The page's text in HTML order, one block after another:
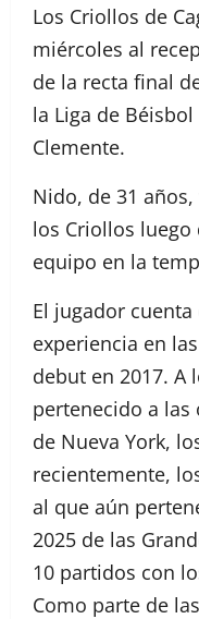
Los Criollos de
miércoles al
de la recta final
la Liga de
Clemente.
Nido, de 31
los Criollos
equipo en la
El jugador
experiencia en
debut en 2017. A
pertenecido a las
de Nueva York,
recientemente,
al que aún
2025 de las
10 partidos con
Como parte de